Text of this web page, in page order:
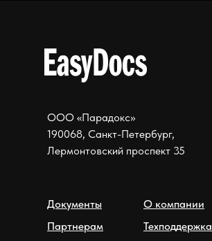
Документы
Партнерам
О компании
Техподдержка
ООО «Парадокс»
190068, Санкт-Петербург,
Лермонтовский проспект 35